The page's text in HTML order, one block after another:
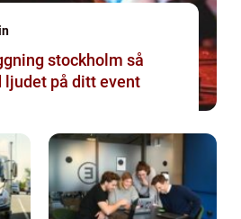
stockholm så
ljudet på ditt event